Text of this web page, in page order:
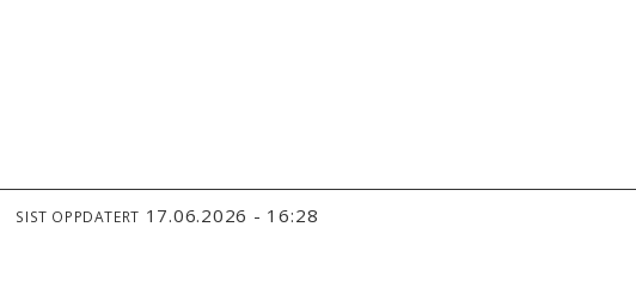
SIST OPPDATERT 17.06.2026 - 16:28